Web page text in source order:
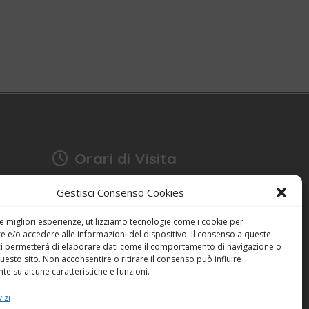
Gestisci Consenso Cookies
migliori esperienze, utilizziamo tecnologie come i cookie per
e/o accedere alle informazioni del dispositivo. Il consenso a queste
permetterà di elaborare dati come il comportamento di navigazione o
sito. Non acconsentire o ritirare il consenso può influire
su alcune caratteristiche e funzioni.
Orari di Visita
17:15 - 18:30
Festività escluse
Dichiarazione sulla Privacy (UE)
Cookie Policy (UE)